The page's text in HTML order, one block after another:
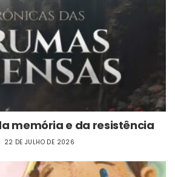
memória e da resistência
22 DE JULHO DE 2026